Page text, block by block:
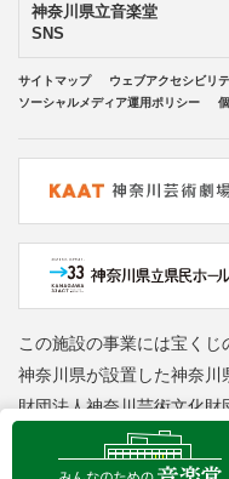
神奈川県立音楽堂
SNS
サイトマップ ウェブアクセシビリ
ソーシャルメディア運用ポリシー
この施設の事業には宝く
神奈川県が設置した神奈川
財団法人神奈川芸術文化
Copyright © Kanagawa